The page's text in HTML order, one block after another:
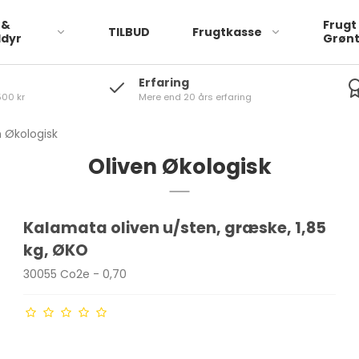
TILBUD Frugtkasse
Frugt
Grønt
Økologisk
Frugt Økologisk Frost
Nødder Økologisk
kr
Erfaring
Mere end 20 års erfaring
Økologisk
Oliven Økologisk
Kalamata oliven u/sten, græske, 1,85
kg, ØKO
30055 Co2e - 0,70